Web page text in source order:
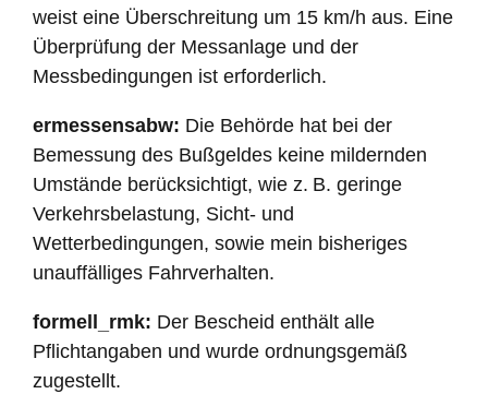
weist eine Überschreitung um 15 km/h aus. Eine
Überprüfung der Messanlage und der
Messbedingungen ist erforderlich.
ermessensabw: Die Behörde hat bei der
Bemessung des Bußgeldes keine mildernden
Umstände berücksichtigt, wie z. B. geringe
Verkehrsbelastung, Sicht- und
Wetterbedingungen, sowie mein bisheriges
unauffälliges Fahrverhalten.
formell_rmk: Der Bescheid enthält alle
Pflichtangaben und wurde ordnungsgemäß
zugestellt.